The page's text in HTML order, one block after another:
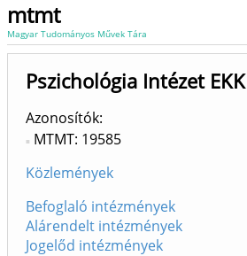
mtmt
Magyar Tudományos Művek Tára
Pszichológia Intézet
Azonosítók
MTMT: 19585
Közlemények
Befoglaló intézmények
Alárendelt intézmények
Jogelőd intézmények